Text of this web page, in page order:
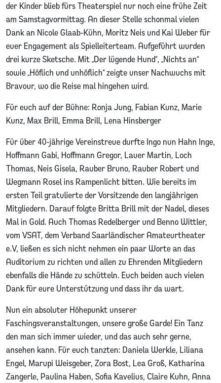
der Kinder blieb fürs Theaterspiel nur noch eine frühe Zeit
am Samstagvormittag. An dieser Stelle schonmal vielen
Dank an Nicole Glaab-Kühn, Moritz Neis und Kai Weber für
euer Engagement als Spielleiterteam. Aufgeführt wurden
drei kurze Sketsche. Mit „Der lügende Hund“, „Nichts an“
sowie „Höflich und unhöflich“ zeigte unser Nachwuchs mit
Bravour, wo die Reise mal hingehen wird.
Für euch auf der Bühne: Ronja Jung, Fabian Kunz, Marie
Kunz, Max Brill, Emma Brill, Lena Hinsberger
Für über 40-jährige Vereinstreue durfte Ingo nun Hahn Inge,
Hoffmann Gabi, Hoffmann Gregor, Lauer Martin, Loch
Thomas, Neis Gisela, Rauber Bruno, Rauber Robert und
Wegmann Rosel ins Rampenlicht bitten. Wie bereits im
ersten Teil gratulierte der Vorsitzende den langjährigen
Mitgliedern. Darauf folgte Britta Brill mit der Nadel, dieses
Mal in Gold. Auch Thomas Redelberger und Benno Wittler,
vom VSAT, dem Verband Saarländischer Amateurtheater
e.V, ließen es sich nicht nehmen ein paar Worte an das
Auditorium zu richten und allen zu Ehrenden Mitgliedern
ebenfalls die Hände zu schütteln. Euch beiden auch vielen
Dank für eure Unterstützung und dass ihr da wart.
Nun ein absoluter Höhepunkt unserer
Faschingsveranstaltungen, unsere große Garde! Ein Tanz
den man sich immer wieder, und das auch sehr gerne,
ansehen kann. Für euch tanzten: Daniela Werkle, Liliana
Engel, Marupi Weisgeber, Zora Bost, Lea Groß, Katharina
Zangerle, Paulina Haben, Sofia Kavelius, Claire Kuhn, Anna